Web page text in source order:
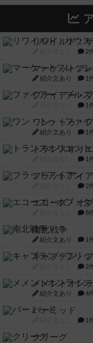
リワイルド：
2
マーケットフ
紹介文あり 1
ファイアー・
1
ワン・トゥ・
紹介文あり 1
トランスオリ
1
フラットアイ
2
エコーズ・オ
8
南北戦争
紹介文あり 1
キャプテン・
2
メメントオン
紹介文あり 4
パーミッド
1
クリーグ